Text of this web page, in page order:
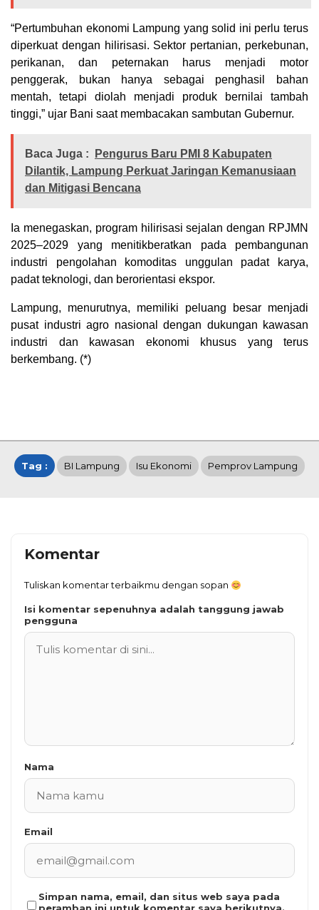
“Pertumbuhan ekonomi Lampung yang solid ini perlu terus
diperkuat dengan hilirisasi. Sektor pertanian, perkebunan,
perikanan, dan peternakan harus menjadi motor
penggerak, bukan hanya sebagai penghasil bahan
mentah, tetapi diolah menjadi produk bernilai tambah
tinggi,” ujar Bani saat membacakan sambutan Gubernur.
Baca Juga :
Pengurus Baru PMI 8 Kabupaten
Dilantik, Lampung Perkuat Jaringan Kemanusiaan
dan Mitigasi Bencana
Ia menegaskan, program hilirisasi sejalan dengan RPJMN
2025–2029 yang menitikberatkan pada pembangunan
industri pengolahan komoditas unggulan padat karya,
padat teknologi, dan berorientasi ekspor.
Lampung, menurutnya, memiliki peluang besar menjadi
pusat industri agro nasional dengan dukungan kawasan
industri dan kawasan ekonomi khusus yang terus
berkembang. (*)
Tag : BI Lampung Isu Ekonomi Pemprov Lampung
Komentar
Tuliskan komentar terbaikmu dengan sopan
Isi komentar sepenuhnya adalah tanggung jawab
pengguna
Nama
Email
Simpan nama, email, dan situs web saya pada